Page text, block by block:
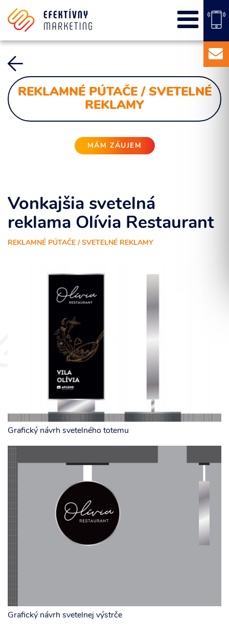
REKLAMNÉ PÚTAČE / SVETELNÉ
REKLAMY
MÁM ZÁUJEM
Vonkajšia svetelná
reklama Olívia Restaurant
REKLAMNÉ PÚTAČE / SVETELNÉ REKLAMY
Grafický návrh svetelného totemu
Grafický návrh svetelnej výstrče
PPC kampane
Správa sociálnych sietí
Content Marketing
Balíky služieb
Marketingový základ
Externý marketingový manažér pre vašu firmu